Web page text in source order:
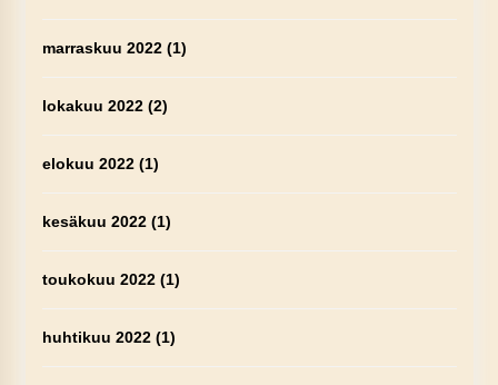
marraskuu 2022(1)
lokakuu 2022(2)
elokuu 2022(1)
kesäkuu 2022(1)
toukokuu 2022(1)
huhtikuu 2022(1)